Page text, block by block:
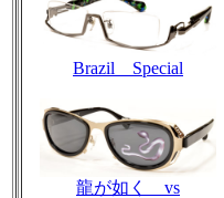
Brazil Special
龍が如く vs